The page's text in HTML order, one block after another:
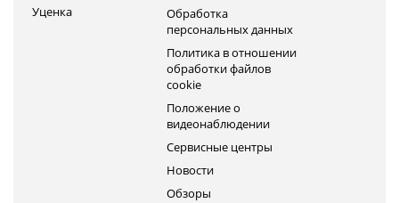
Уценка
Обработка
персональных данных
Политика в отношении
обработки файлов
cookie
Положение о
видеонаблюдении
Сервисные центры
Новости
Обзоры